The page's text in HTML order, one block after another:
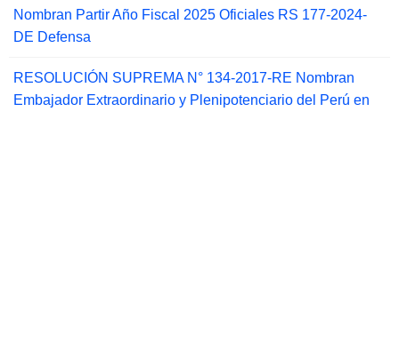
Nombran Partir Año Fiscal 2025 Oficiales RS 177-2024-
DE Defensa
RESOLUCIÓN SUPREMA N° 134-2017-RE Nombran
Embajador Extraordinario y Plenipotenciario del Perú en